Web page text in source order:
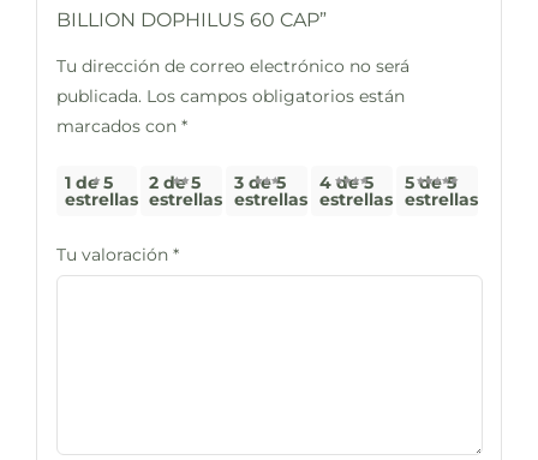
BILLION DOPHILUS 60 CAP”
Tu dirección de correo electrónico no será
publicada. Los campos obligatorios están
marcados con *
1 de 5
estrellas
2 de 5
estrellas
3 de 5
estrellas
4 de 5
estrellas
5 de 5
estrellas
Tu valoración *